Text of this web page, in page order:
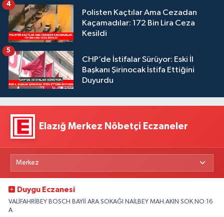
Polisten Kaçtılar Ama Cezadan
Kaçamadılar: 172 Bin Lira Ceza
Kesildi
4
CHP’de İstifalar Sürüyor: Eski İl
Başkanı Şirinocak İstifa Ettiğini
Duyurdu
5
Elazığ Merkez Nöbetçi Eczaneler
Duygu Eczanesi
VALİFAHRİBEY BOSCH BAYİİ ARA SOKAĞI NAİLBEY MAH.AKIN SOK.NO:16
A